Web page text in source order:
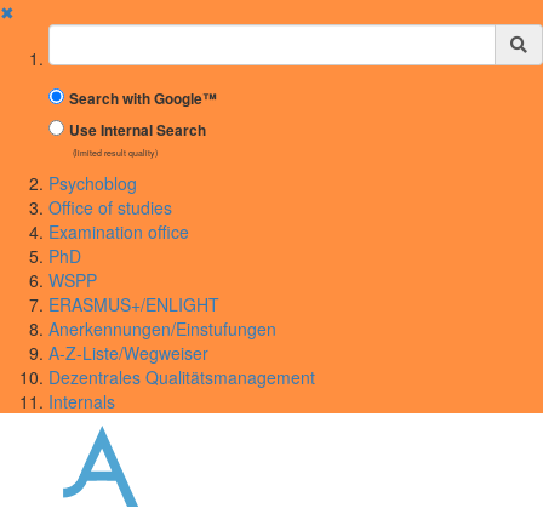
✖
Suchbegriff
Search with Google™
Use Internal Search
(limited result quality)
Psychoblog
Office of studies
Examination office
PhD
WSPP
ERASMUS+/ENLIGHT
Anerkennungen/Einstufungen
A-Z-Liste/Wegweiser
Dezentrales Qualitätsmanagement
Internals